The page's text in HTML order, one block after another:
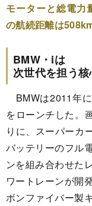
モーターと総電力
の航続距離は
BMW・iは
次世代を担う
BMWは2011年
をローンチした。
りに、スーパーカ
バッテリーのフル
ンを組み合わせた
ワートレーンが開
ボンファイバー製